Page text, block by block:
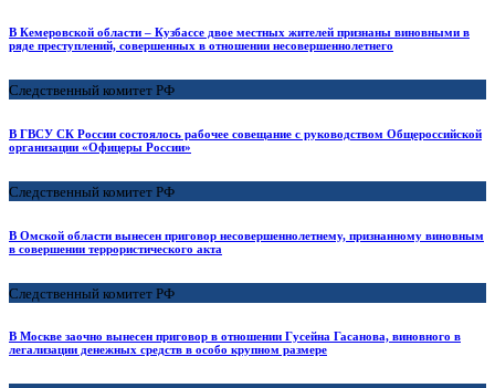
В Кемеровской области – Кузбассе двое местных жителей признаны виновными в
ряде преступлений, совершенных в отношении несовершеннолетнего
Следственный комитет РФ
В ГВСУ СК России состоялось рабочее совещание с руководством Общероссийской
организации «Офицеры России»
Следственный комитет РФ
В Омской области вынесен приговор несовершеннолетнему, признанному виновным
в совершении террористического акта
Следственный комитет РФ
В Москве заочно вынесен приговор в отношении Гусейна Гасанова, виновного в
легализации денежных средств в особо крупном размере